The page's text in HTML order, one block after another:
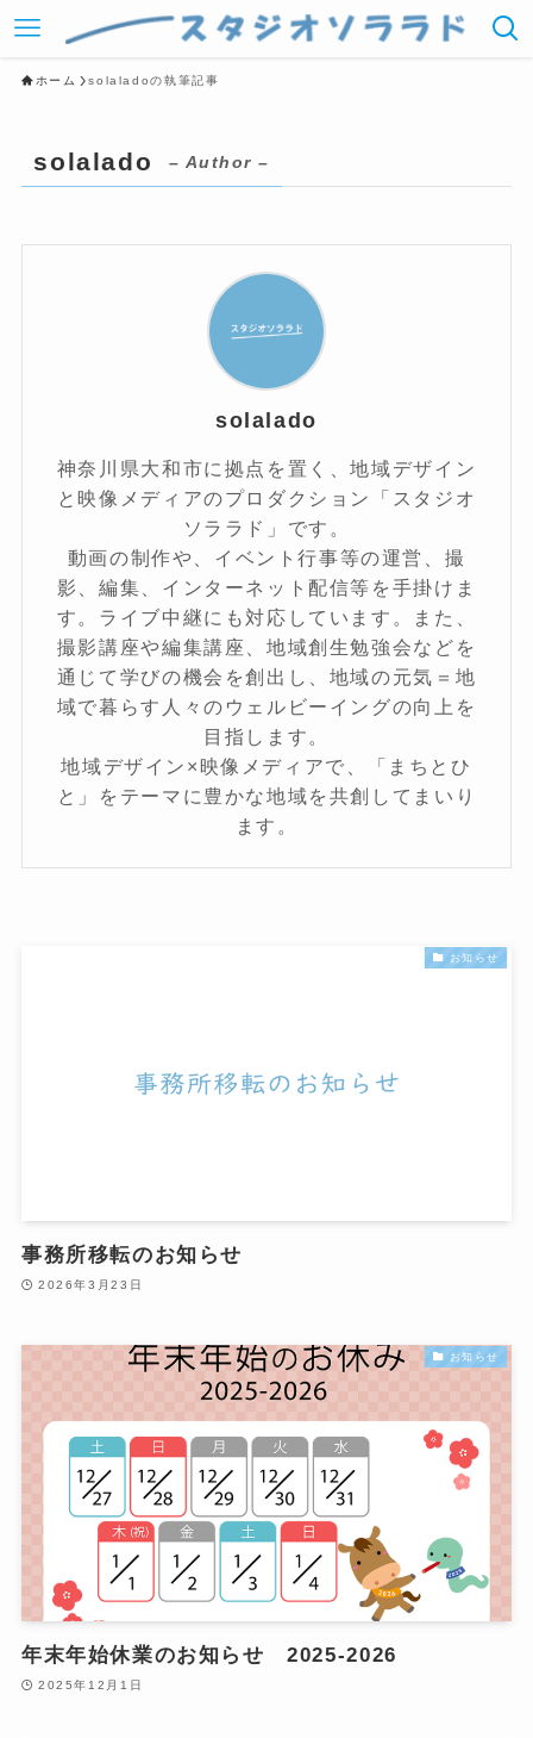
ホーム solaladoの執筆記事
solalado – Author –
solalado
神奈川県大和市に拠点を置く、地域デザイン
と映像メディアのプロダクション「スタジオ
ソララド」です。
動画の制作や、イベント行事等の運営、撮
影、編集、インターネット配信等を手掛けま
す。ライブ中継にも対応しています。また、
撮影講座や編集講座、地域創生勉強会などを
通じて学びの機会を創出し、地域の元気＝地
域で暮らす人々のウェルビーイングの向上を
目指します。
地域デザイン×映像メディアで、「まちとひ
と」をテーマに豊かな地域を共創してまいり
ます。
お知らせ
事務所移転のお知らせ
2026年3月23日
お知らせ
年末年始休業のお知らせ 2025-2026
2025年12月1日